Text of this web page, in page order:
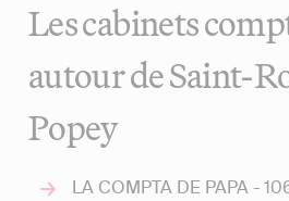
Les cabinets
autour de Saint-
Popey
LA COMPTA DE PAPA -